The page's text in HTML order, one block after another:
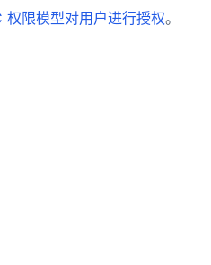
权限模型对用户进行授权。